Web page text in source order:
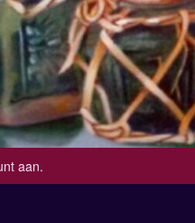
aan.